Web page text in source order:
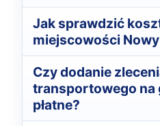
Jak sprawdzić
miejscowości
Czy dodanie
transportowego na
płatne?